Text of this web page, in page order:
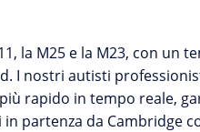
la M25 e la M23, con un
I nostri autisti
rapido in tempo reale,
partenza da Cambridge